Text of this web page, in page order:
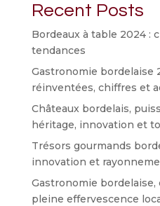
Recent Posts
Bordeaux à table 2024 :
tendances
Gastronomie bordelaise
réinventées, chiffres et
Châteaux bordelais,
héritage, innovation et
Trésors gourmands
innovation et
Gastronomie
pleine effervescence